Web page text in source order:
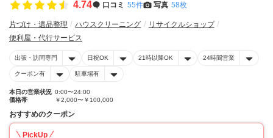
4.74 口コミ 55件 写真 58枚
片づけ・遺品整理 ハウスクリーニング
リサイクルショップ
便利屋・代行サービス
出張・訪問専門 日祝OK 21時以降OK 24時間営業
クーポン有 駐車場有
本日の営業状況 0:00〜24:00
価格帯
￥2,000〜￥100,000
おすすめのクーポン
PickUp